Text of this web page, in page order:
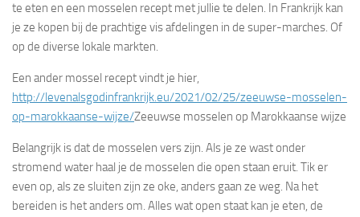
te eten en een mosselen recept met jullie te delen. In Frankrijk kan
je ze kopen bij de prachtige vis afdelingen in de super-marches. Of
op de diverse lokale markten.
Een ander mossel recept vindt je hier,
http://levenalsgodinfrankrijk.eu/2021/02/25/zeeuwse-mosselen-
op-marokkaanse-wijze/Zeeuwse mosselen op Marokkaanse wijze
Belangrijk is dat de mosselen vers zijn. Als je ze wast onder
stromend water haal je de mosselen die open staan eruit. Tik er
even op, als ze sluiten zijn ze oke, anders gaan ze weg. Na het
bereiden is het anders om. Alles wat open staat kan je eten, de